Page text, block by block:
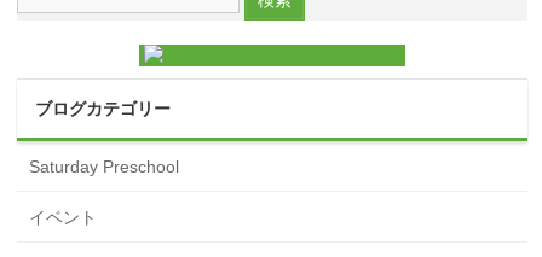
ブログカテゴリー
Saturday Preschool
イベント